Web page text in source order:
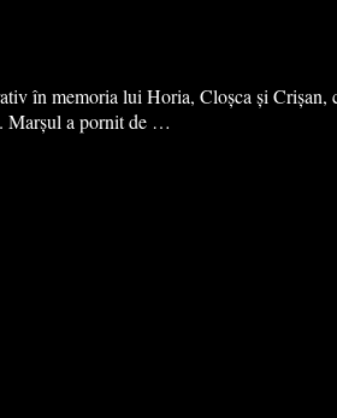
în memoria lui Horia, Cloșca și
Marșul a pornit de …